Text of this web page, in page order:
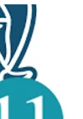
수 있는 방법을 마련하
션을 넣을 수 있는 가장
에서는 View
다. 그래서 다른 방법